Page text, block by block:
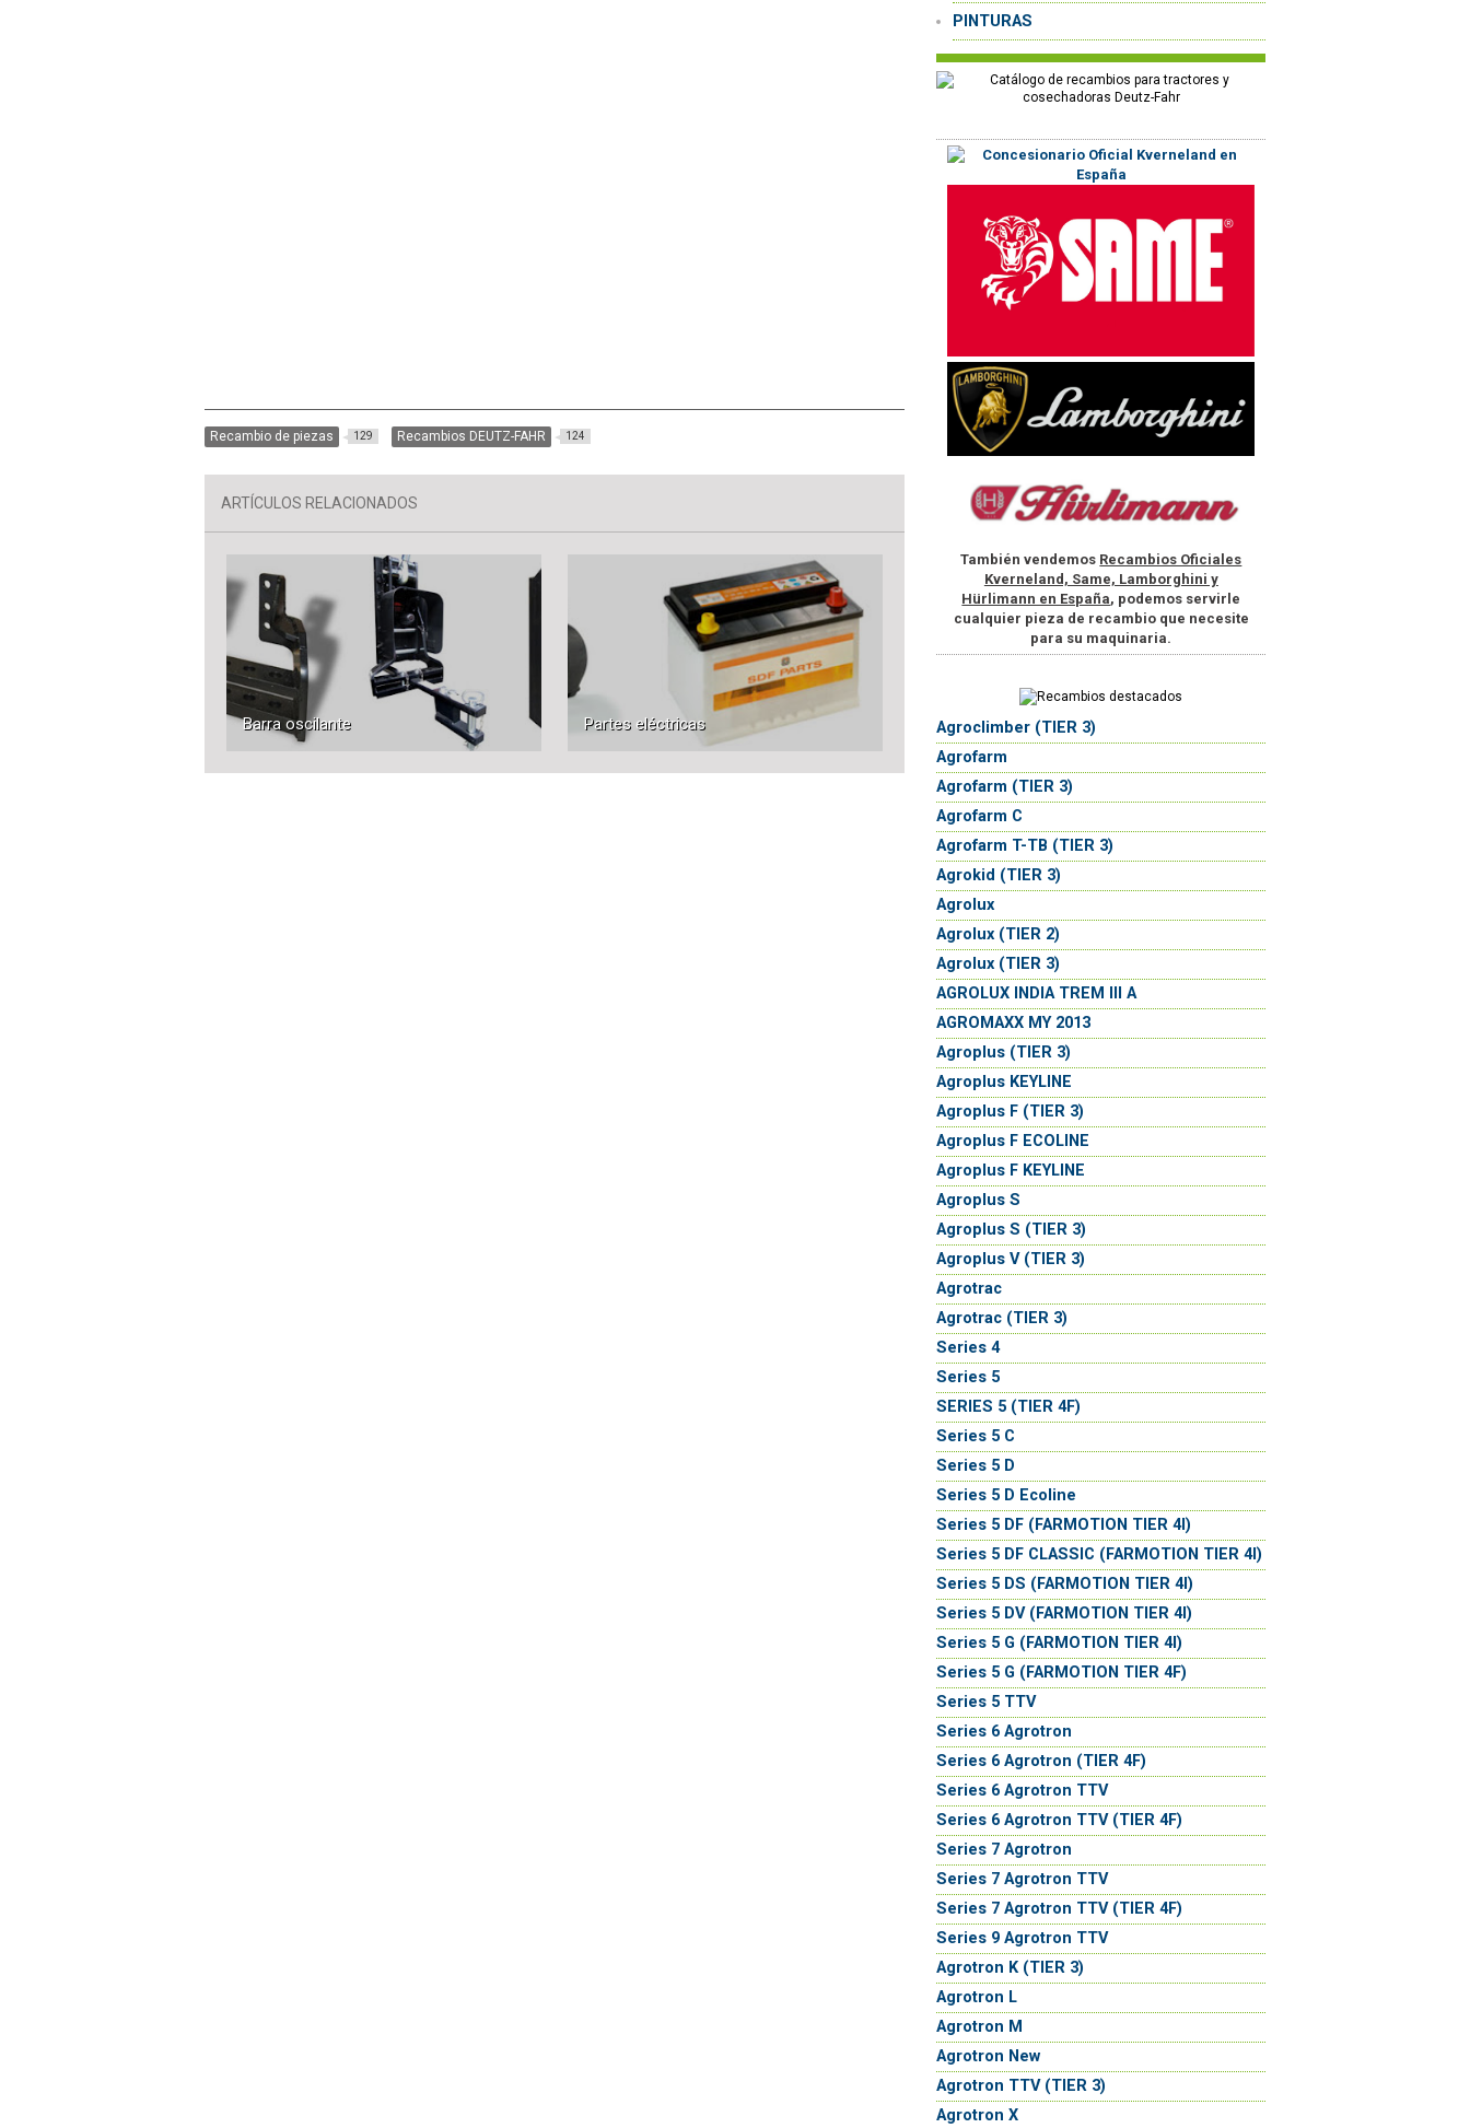
Recambio de piezas 129 Recambios DEUTZ-FAHR 124
ARTÍCULOS RELACIONADOS
Barra oscilante Partes eléctricas
PINTURAS
También vendemos Recambios Oficiales
Kverneland, Same, Lamborghini y
Hürlimann en España, podemos servirle
cualquier pieza de recambio que necesite
para su maquinaria.
Agroclimber (TIER 3)
Agrofarm
Agrofarm (TIER 3)
Agrofarm C
Agrofarm T-TB (TIER 3)
Agrokid (TIER 3)
Agrolux
Agrolux (TIER 2)
Agrolux (TIER 3)
AGROLUX INDIA TREM III A
AGROMAXX MY 2013
Agroplus (TIER 3)
Agroplus KEYLINE
Agroplus F (TIER 3)
Agroplus F ECOLINE
Agroplus F KEYLINE
Agroplus S
Agroplus S (TIER 3)
Agroplus V (TIER 3)
Agrotrac
Agrotrac (TIER 3)
Series 4
Series 5
SERIES 5 (TIER 4F)
Series 5 C
Series 5 D
Series 5 D Ecoline
Series 5 DF (FARMOTION TIER 4I)
Series 5 DF CLASSIC (FARMOTION TIER 4I)
Series 5 DS (FARMOTION TIER 4I)
Series 5 DV (FARMOTION TIER 4I)
Series 5 G (FARMOTION TIER 4I)
Series 5 G (FARMOTION TIER 4F)
Series 5 TTV
Series 6 Agrotron
Series 6 Agrotron (TIER 4F)
Series 6 Agrotron TTV
Series 6 Agrotron TTV (TIER 4F)
Series 7 Agrotron
Series 7 Agrotron TTV
Series 7 Agrotron TTV (TIER 4F)
Series 9 Agrotron TTV
Agrotron K (TIER 3)
Agrotron L
Agrotron M
Agrotron New
Agrotron TTV (TIER 3)
Agrotron X